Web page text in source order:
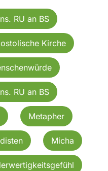
RU an BS
Kirche
RU an BS
Metapher
Micha